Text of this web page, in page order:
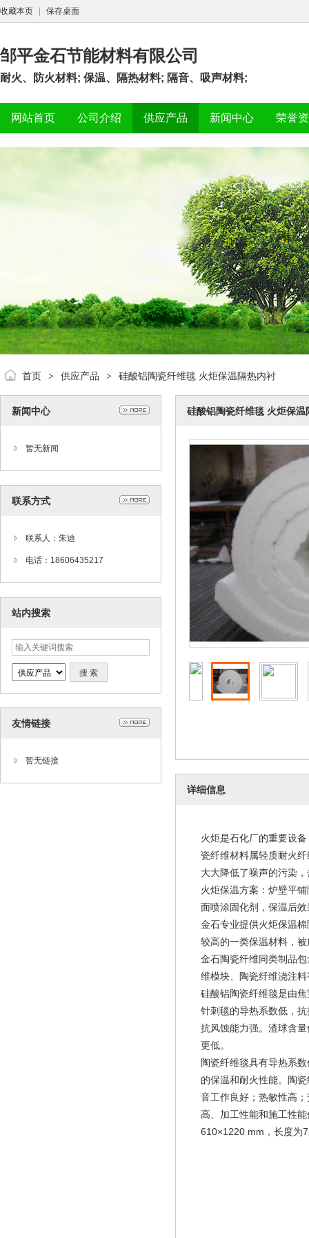
收藏本页 保存桌面
邹平金石节能材料有限公司
耐火、防火材料; 保温、隔热材料; 隔音、吸声材料;
网站首页 公司介绍 供应产品 新闻中心 荣誉
首页 > 供应产品 > 硅酸铝陶瓷纤维毯 火炬保温隔热内衬
新闻中心
暂无新闻
联系方式
联系人：朱迪
电话：18606435217
站内搜索
友情链接
暂无链接
硅酸铝陶瓷纤维毯 火炬保温
详细信息
火炬是石化厂的重要设
瓷纤维材料属轻质耐火
大大降低了噪声的污染
火炬保温方案：炉壁平
面喷涂固化剂，保温后
金石专业提供火炬保温
较高的一类保温材料，
金石陶瓷纤维同类制品
维模块、陶瓷纤维浇注
硅酸铝陶瓷纤维毯是由
针刺毯的导热系数低，
抗风蚀能力强。渣球含
更低。
陶瓷纤维毯具有导热系
的保温和耐火性能。陶
音工作良好；热敏性高
高、加工性能和施工性
610×1220 mm，长度为